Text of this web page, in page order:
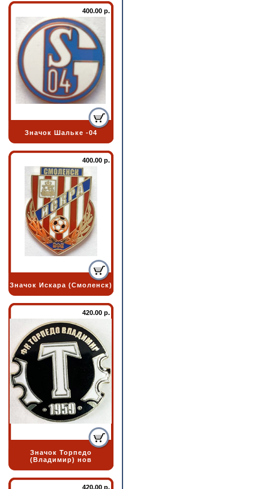
400.00 р.
Значок Шальке -04
400.00 р.
Значок Искара (Смоленск)
420.00 р.
Значок Торпедо
(Владимир) нов
420.00 р.